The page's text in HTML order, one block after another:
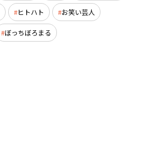
ヒトハト お笑い芸人
ぼっちぼろまる